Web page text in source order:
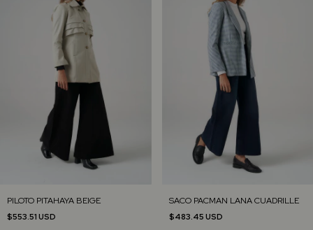
PILOTO PITAHAYA BEIGE
$553.51 USD
SACO PACMAN LANA CUADRILLE
$483.45 USD